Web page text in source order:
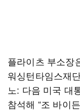
플라이츠 부소장
워싱턴타임스재
노: 다음 미국 대
참석해 “조 바이